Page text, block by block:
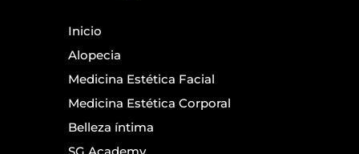
Inicio
Alopecia
Medicina Estética Facial
Medicina Estética Corporal
Belleza íntima